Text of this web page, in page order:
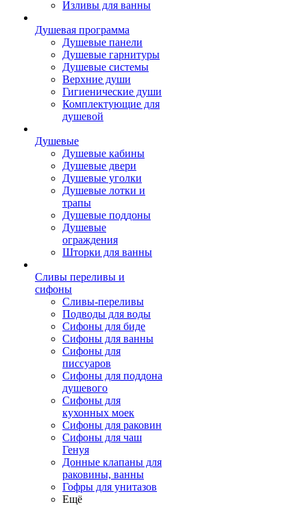
Изливы для ванны
Душевая программа
Душевые панели
Душевые гарнитуры
Душевые системы
Верхние души
Гигиенические души
Комплектующие для
душевой
Душевые
Душевые кабины
Душевые двери
Душевые уголки
Душевые лотки и
трапы
Душевые поддоны
Душевые
ограждения
Шторки для ванны
Сливы переливы и
сифоны
Сливы-переливы
Подводы для воды
Сифоны для биде
Сифоны для ванны
Сифоны для
писсуаров
Сифоны для поддона
душевого
Сифоны для
кухонных моек
Сифоны для раковин
Сифоны для чаш
Генуя
Донные клапаны для
раковины, ванны
Гофры для унитазов
Ещё